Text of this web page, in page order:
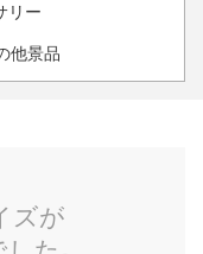
リー
他景品